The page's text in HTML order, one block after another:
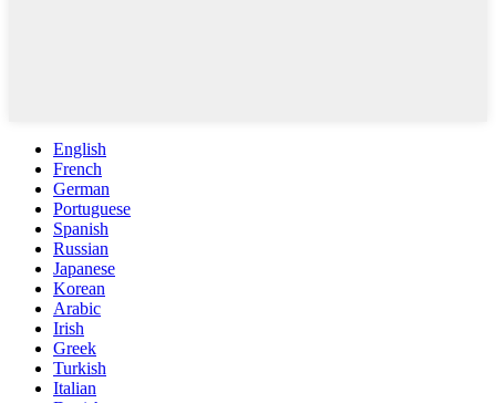
English
French
German
Portuguese
Spanish
Russian
Japanese
Korean
Arabic
Irish
Greek
Turkish
Italian